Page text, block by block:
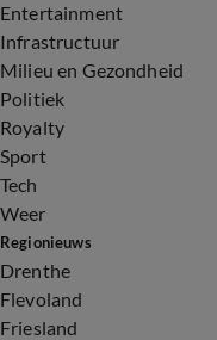
Entertainment
Infrastructuur
Milieu en Gezondheid
Politiek
Royalty
Sport
Tech
Weer
Regionieuws
Drenthe
Flevoland
Friesland